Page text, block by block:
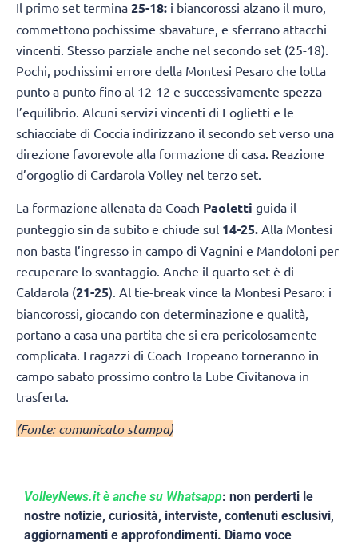
Il primo set termina 25-18: i biancorossi alzano il muro,
commettono pochissime sbavature, e sferrano attacchi
vincenti. Stesso parziale anche nel secondo set (25-18).
Pochi, pochissimi errore della Montesi Pesaro che lotta
punto a punto fino al 12-12 e successivamente spezza
l’equilibrio. Alcuni servizi vincenti di Foglietti e le
schiacciate di Coccia indirizzano il secondo set verso una
direzione favorevole alla formazione di casa. Reazione
d’orgoglio di Cardarola Volley nel terzo set.
La formazione allenata da Coach Paoletti guida il
punteggio sin da subito e chiude sul 14-25. Alla Montesi
non basta l’ingresso in campo di Vagnini e Mandoloni per
recuperare lo svantaggio. Anche il quarto set è di
Caldarola (21-25). Al tie-break vince la Montesi Pesaro: i
biancorossi, giocando con determinazione e qualità,
portano a casa una partita che si era pericolosamente
complicata. I ragazzi di Coach Tropeano torneranno in
campo sabato prossimo contro la Lube Civitanova in
trasferta.
(Fonte: comunicato stampa)
VolleyNews.it è anche su Whatsapp: non perderti le
nostre notizie, curiosità, interviste, contenuti esclusivi,
aggiornamenti e approfondimenti. Diamo voce